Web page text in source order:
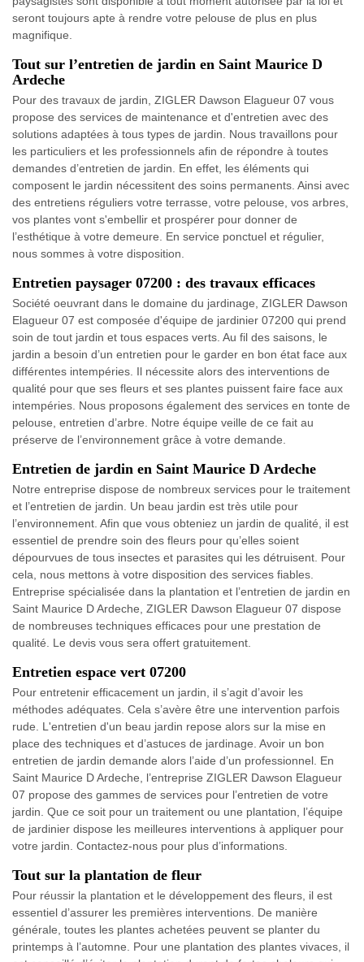
seront toujours apte à rendre votre pelouse de plus en plus
magnifique.
Tout sur l’entretien de jardin en Saint Maurice D
Ardeche
Pour des travaux de jardin, ZIGLER Dawson Elagueur 07 vous
propose des services de maintenance et d'entretien avec des
solutions adaptées à tous types de jardin. Nous travaillons pour
les particuliers et les professionnels afin de répondre à toutes
demandes d’entretien de jardin. En effet, les éléments qui
composent le jardin nécessitent des soins permanents. Ainsi avec
des entretiens réguliers votre terrasse, votre pelouse, vos arbres,
vos plantes vont s'embellir et prospérer pour donner de
l’esthétique à votre demeure. En service ponctuel et régulier,
nous sommes à votre disposition.
Entretien paysager 07200 : des travaux efficaces
Société oeuvrant dans le domaine du jardinage, ZIGLER Dawson
Elagueur 07 est composée d'équipe de jardinier 07200 qui prend
soin de tout jardin et tous espaces verts. Au fil des saisons, le
jardin a besoin d’un entretien pour le garder en bon état face aux
différentes intempéries. Il nécessite alors des interventions de
qualité pour que ses fleurs et ses plantes puissent faire face aux
intempéries. Nous proposons également des services en tonte de
pelouse, entretien d’arbre. Notre équipe veille de ce fait au
préserve de l’environnement grâce à votre demande.
Entretien de jardin en Saint Maurice D Ardeche
Notre entreprise dispose de nombreux services pour le traitement
et l’entretien de jardin. Un beau jardin est très utile pour
l’environnement. Afin que vous obteniez un jardin de qualité, il est
essentiel de prendre soin des fleurs pour qu’elles soient
dépourvues de tous insectes et parasites qui les détruisent. Pour
cela, nous mettons à votre disposition des services fiables.
Entreprise spécialisée dans la plantation et l’entretien de jardin en
Saint Maurice D Ardeche, ZIGLER Dawson Elagueur 07 dispose
de nombreuses techniques efficaces pour une prestation de
qualité. Le devis vous sera offert gratuitement.
Entretien espace vert 07200
Pour entretenir efficacement un jardin, il s’agit d’avoir les
méthodes adéquates. Cela s’avère être une intervention parfois
rude. L'entretien d'un beau jardin repose alors sur la mise en
place des techniques et d’astuces de jardinage. Avoir un bon
entretien de jardin demande alors l’aide d’un professionnel. En
Saint Maurice D Ardeche, l’entreprise ZIGLER Dawson Elagueur
07 propose des gammes de services pour l’entretien de votre
jardin. Que ce soit pour un traitement ou une plantation, l’équipe
de jardinier dispose les meilleures interventions à appliquer pour
votre jardin. Contactez-nous pour plus d’informations.
Tout sur la plantation de fleur
Pour réussir la plantation et le développement des fleurs, il est
essentiel d’assurer les premières interventions. De manière
générale, toutes les plantes achetées peuvent se planter du
printemps à l’automne. Pour une plantation des plantes vivaces, il